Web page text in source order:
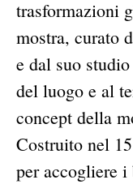
trasformazioni
mostra, curato
e dal suo
del luogo e al
concept della
Costruito nel
per accogliere i